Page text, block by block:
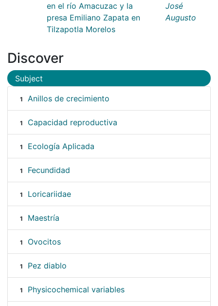
en el río Amacuzac y la
presa Emiliano Zapata en
Tilzapotla Morelos
José
Augusto
Discover
Subject
1 Anillos de crecimiento
1 Capacidad reproductiva
1 Ecología Aplicada
1 Fecundidad
1 Loricariidae
1 Maestría
1 Ovocitos
1 Pez diablo
1 Physicochemical variables